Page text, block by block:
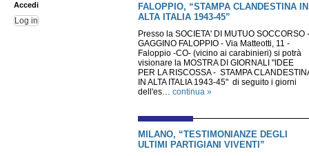
Accedi
Log in
FALOPPIO, “STAMPA CLANDESTINA IN
ALTA ITALIA 1943-45”
Presso la SOCIETA' DI MUTUO SOCCORSO -
GAGGINO FALOPPIO - Via Matteotti, 11 -
Faloppio -CO- (vicino ai carabinieri) si potrà
visionare la MOSTRA DI GIORNALI "IDEE
PER LA RISCOSSA - STAMPA
IN ALTA ITALIA 1943-45" di seguito i giorni
dell'es… continua »
MILANO, “TESTIMONIANZE DEGLI
ULTIMI PARTIGIANI VIVENTI”